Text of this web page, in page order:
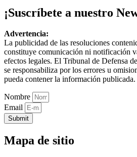
¡Suscríbete a nuestro
Advertencia:
La publicidad de las resoluciones
constituye comunicación ni notificación
efectos legales. El Tribunal de Defensa
se responsabiliza por los errores u
pueda contener la información publicada.
Nombre
Email
Submit
Mapa de sitio